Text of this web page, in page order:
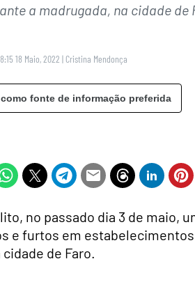
a madrugada, na cidade de
18 Maio, 2022 | Cristina Mendonça
fonte de informação preferida
no passado dia 3 de maio,
e furtos em
de Faro.